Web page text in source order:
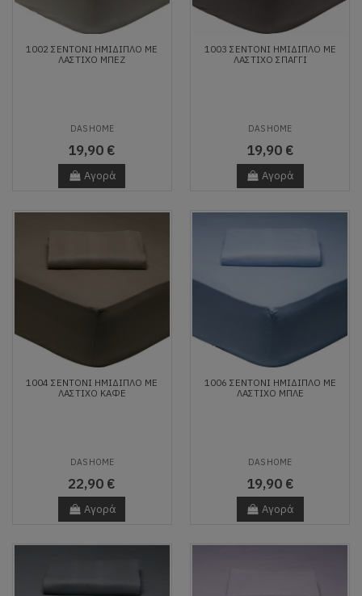
1002 ΣΕΝΤΟΝΙ ΗΜΙΔΙΠΛΟ ΜΕ
ΛΑΣΤΙΧΟ ΜΠΕΖ
DAS HOME
19,90 €
Αγορά
1003 ΣΕΝΤΟΝΙ ΗΜΙΔΙΠΛΟ ΜΕ
ΛΑΣΤΙΧΟ ΣΠΑΓΓΙ
DAS HOME
19,90 €
Αγορά
1004 ΣΕΝΤΟΝΙ ΗΜΙΔΙΠΛΟ ΜΕ
ΛΑΣΤΙΧΟ ΚΑΦΕ
DAS HOME
22,90 €
Αγορά
1006 ΣΕΝΤΟΝΙ ΗΜΙΔΙΠΛΟ ΜΕ
ΛΑΣΤΙΧΟ ΜΠΛΕ
DAS HOME
19,90 €
Αγορά